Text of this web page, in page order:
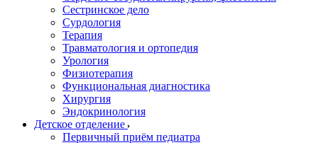
Сестринское дело
Сурдология
Терапия
Травматология и ортопедия
Урология
Физиотерапия
Функциональная диагностика
Хирургия
Эндокринология
Детское отделение
Первичный приём педиатра